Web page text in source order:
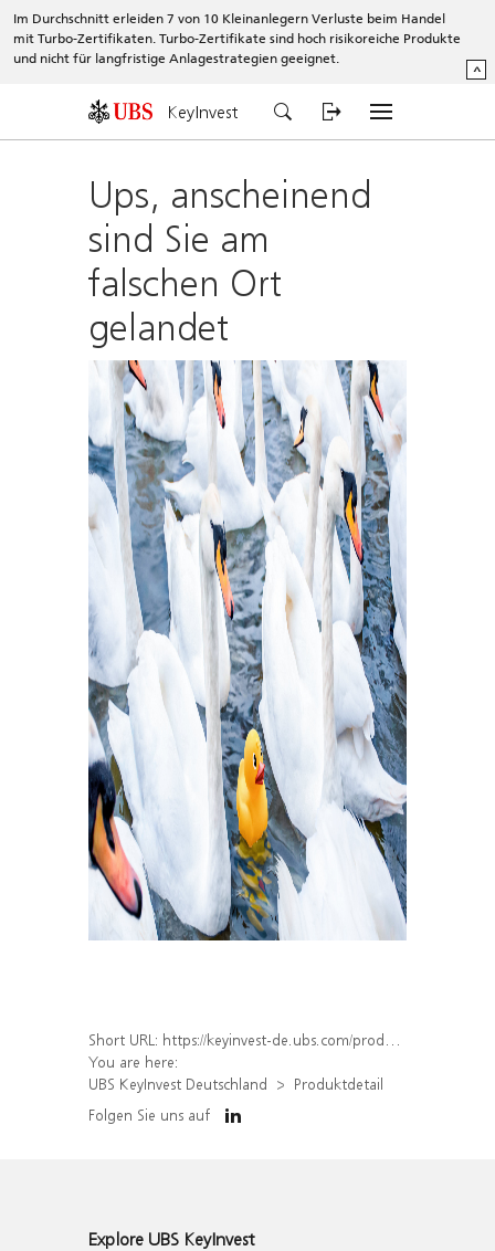
Im Durchschnitt erleiden 7 von 10 Kleinanlegern Verluste beim Handel
mit Turbo-Zertifikaten. Turbo-Zertifikate sind hoch risikoreiche Produkte
und nicht für langfristige Anlagestrategien geeignet.
^
KeyInvest
Ups, anscheinend
sind Sie am
falschen Ort
gelandet
Short URL: https://keyinvest-de.ubs.com/produkt/detail/index/isin/DE000WA5HP57
You are here:
UBS KeyInvest Deutschland
Produktdetail
Folgen Sie uns auf
Explore UBS KeyInvest